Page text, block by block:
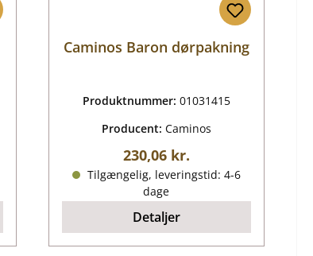
Caminos Baron dørpakning
Produktnummer: 01031415
Producent: Caminos
Almindelig pris:
230,06 kr.
Tilgængelig, leveringstid: 4-6
dage
Detaljer